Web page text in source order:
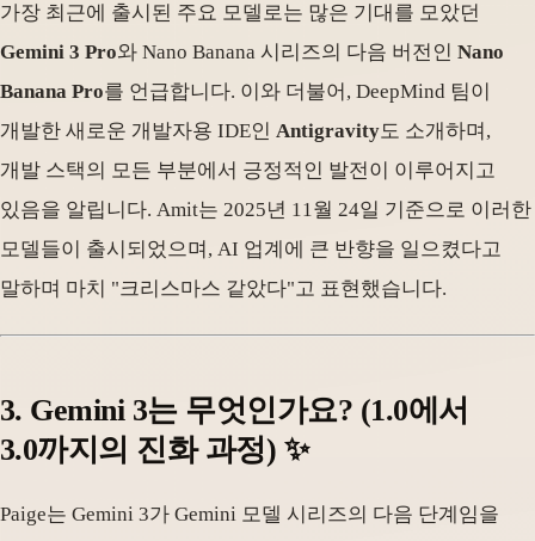
가장 최근에 출시된 주요 모델로는 많은 기대를 모았던
Gemini 3 Pro와 Nano Banana 시리즈의 다음 버전인 Nano
Banana Pro를 언급합니다. 이와 더불어, DeepMind 팀이
개발한 새로운 개발자용 IDE인 Antigravity도 소개하며,
개발 스택의 모든 부분에서 긍정적인 발전이 이루어지고
있음을 알립니다. Amit는 2025년 11월 24일 기준으로 이러한
모델들이 출시되었으며, AI 업계에 큰 반향을 일으켰다고
말하며 마치 "크리스마스 같았다"고 표현했습니다.
3. Gemini 3는 무엇인가요? (1.0에서
3.0까지의 진화 과정) ✨
Paige는 Gemini 3가 Gemini 모델 시리즈의 다음 단계임을